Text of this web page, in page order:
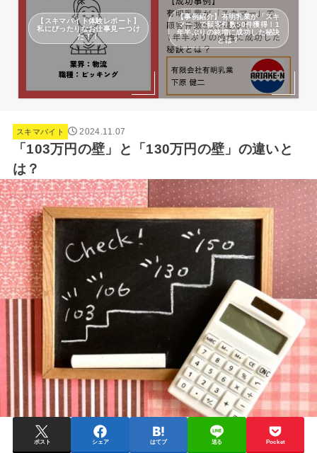
【スキマバイト体験レポート】
私にぴったりなお仕事見ーつけ
た！！
【事例紹介】有明乳業が「スキ
マー」で顧客件数50件獲得！1
年半ぶりの純増に成功した秘訣
とは？
スキマバイト 2024.11.07
「103万円の壁」と「130万円の壁」の違いと
は？
ポスト シェア はてブ 送る Pocket